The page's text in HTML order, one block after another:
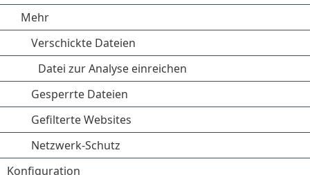
Mehr
Verschickte Dateien
Datei zur Analyse einreichen
Gesperrte Dateien
Gefilterte Websites
Netzwerk-Schutz
Konfiguration